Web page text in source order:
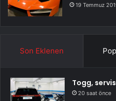
19 Temmuz
Son Eklenen
Togg,
20 saat önce